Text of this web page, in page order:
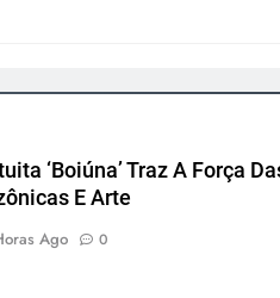
‘Boiúna’ Traz A Força
E Arte
Ago 0